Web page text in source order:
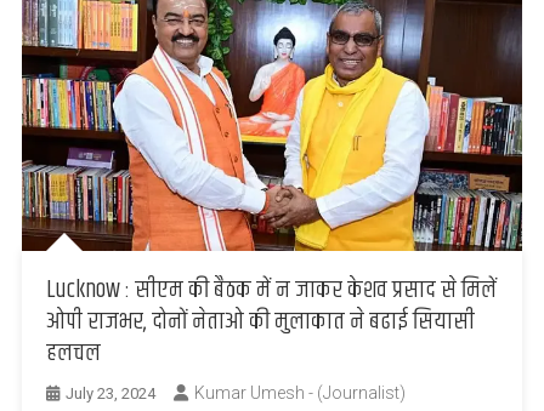
Lucknow : सीएम की बैठक में न जाकर केशव प्रसाद से मिलें
ओपी राजभर, दोनों नेताओ की मुलाकात ने बढाई सियासी
हलचल
July 23, 2024 Kumar Umesh - (Journalist)